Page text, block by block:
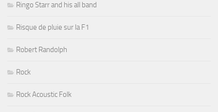
Ringo Starr and his all band
Risque de pluie sur la F1
Robert Randolph
Rock
Rock Acoustic Folk